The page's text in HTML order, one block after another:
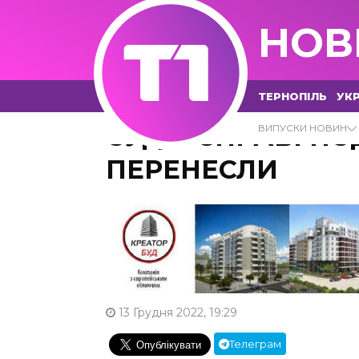
ТЕРНОПІЛЬ
ВИПУСКИ НОВИН
СУД У СПРАВІ
ПЕРЕНЕСЛИ
13 Грудня 2022, 19:29
Телеграм